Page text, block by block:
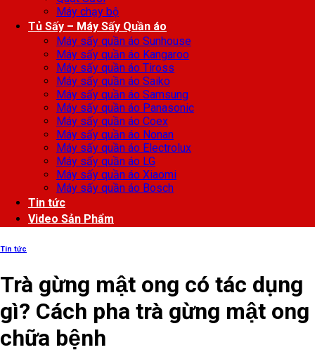
Máy chạy bộ
Tủ Sấy – Máy Sấy Quần áo
Máy sấy quần áo Sunhouse
Máy sấy quần áo Kangaroo
Máy sấy quần áo Tiross
Máy sấy quần áo Saiko
Máy sấy quần áo Samsung
Máy sấy quần áo Panasonic
Máy sấy quần áo Coex
Máy sấy quần áo Nonan
Máy sấy quần áo Electrolux
Máy sấy quần áo LG
Máy sấy quần áo Xiaomi
Máy sấy quần áo Bosch
Tin tức
Video Sản Phẩm
Tin tức
Trà gừng mật ong có tác dụng
gì? Cách pha trà gừng mật ong
chữa bệnh